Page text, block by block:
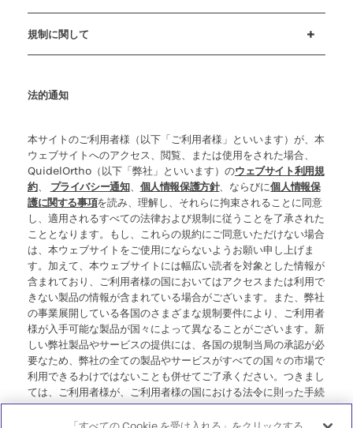
規制に関して
法的通知
本サイトのご利用者様（以下「ご利用者様」といいます）が、本
ウェブサイトへのアクセス、閲覧、または使用をされた場合、
QuidelOrtho（以下「弊社」といいます）のウェブサイト利用規
約、 プライバシー通知、 個人情報保護方針、ならびに個人情報保
護に関する事項を読み、理解し、それらに拘束されることに同意
し、適用されるすべての法律および規制に従うことを了承された
こととなります。もし、これらの規約にご同意いただけない場合
は、本ウェブサイトをご使用にならないようお願い申し上げま
す。加えて、本ウェブサイトには幅広い読者を対象とした情報が
含まれており、ご利用者様の国においてはアクセスまたは利用で
きない製品の情報が含まれている場合がございます。また、弊社
の事業展開している各国のさまざまな規制要件により、ご利用者
様が入手可能な製品が国々によって異なることがございます。新
しい弊社製品やサービスの提供には、各国の規制当局の承認が必
要なため、弊社の全ての製品やサービスがすべての国々の市場で
利用できるわけではないことも併せてご了承ください。つきまし
ては、ご利用者様が、ご利用者様の国における法令に則った手続
き、規制、登録、または使用に準拠していない可能性のある情報
にアクセスすることについて、弊社が一切の責任を負わないこと